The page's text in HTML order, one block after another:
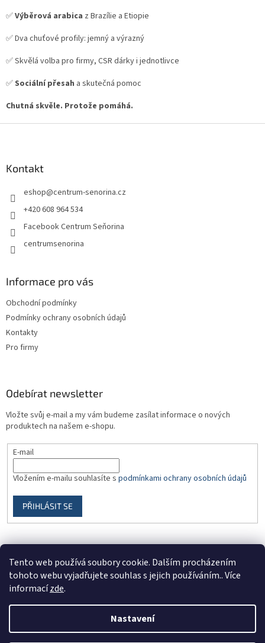
Tento web používá soubory cookie. Dalším procházením
tohoto webu vyjadřujete souhlas s jejich používáním.. Více
informacízde.
Nastavení
v
y
ý
i
u
✅Výběrová arabica z Brazílie a Etiopie
✅ Dva chuťové profily: jemný a výrazný
✅ Skvělá volba pro firmy, CSR dárky i jednotlivce
✅Sociální přesah a skutečná pomoc
Chutná skvěle. Protože pomáhá.
Kontakt
eshop@centrum-senorina.cz
+420 608 964 534
Facebook Centrum Seňorina
centrumsenorina
Informace pro vás
Obchodní podmínky
Podmínky ochrany osobních údajů
Kontakty
Pro firmy
Odebírat newsletter
Vložte svůj e-mail a my vám budeme zasílat informace o nových
produktech na našem e-shopu.
E-mail
Vložením e-mailu souhlasíte s podmínkami ochrany osobních údajů
PŘIHLÁSIT SE